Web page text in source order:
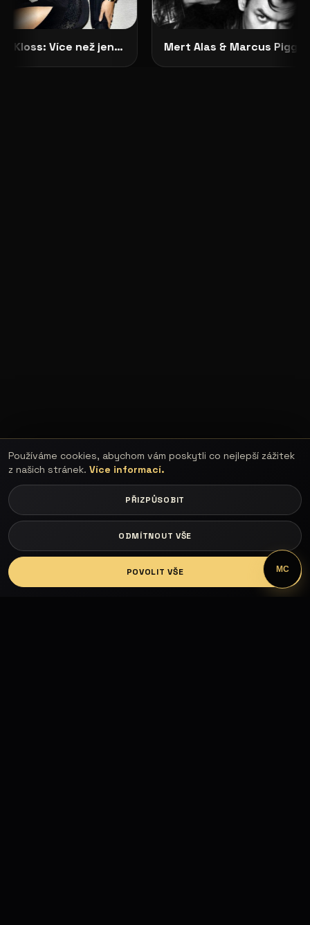
LOGIN
Karlie Kloss: Více než jen modelka, ikona, která inspiruje Mert Alas & Marcus Piggott: Mistrové Fotografie v Módě
Používáme cookies, abychom vám poskytli co nejlepší zážitek
z našich stránek. Více informací.
PŘIZPŮSOBIT
ODMÍTNOUT VŠE
POVOLIT VŠE MC